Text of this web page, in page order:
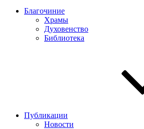
Благочиние
Храмы
Духовенство
Библиотека
Публикации
Новости